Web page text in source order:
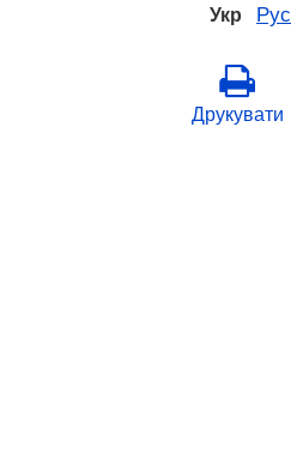
Укр Рус
Друкувати